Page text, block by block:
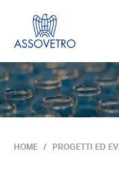
HOME PROGETTI ED